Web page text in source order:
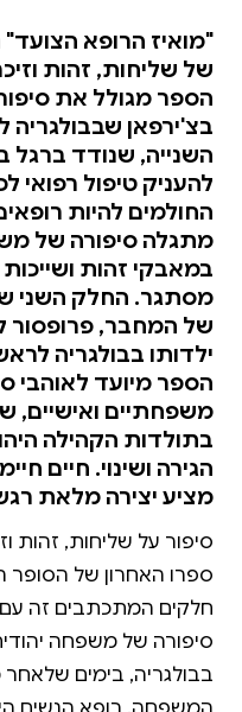
"מואיז הרופא
של שליחות, זהות
הספר מגולל את
בצ'ירפאן
השנייה, שנודד ברגל
להעניק טיפול רפואי
החולמים להיות
מתגלה סיפורה של
במאבקי זהות
מסתגר. החלק השני
של המחבר, פרופסור
ילדותו בבולגריה
הספר מיועד לאוהבי
משפחתיים ואישיים,
בתולדות הקהילה
הגירה ושינוי. חיים
מציע יצירה מלאת
סיפור על שליחות, זהות
ספרו האחרון של הסופר
חלקים המתכתבים זה עם
סיפורה של משפחה
בבולגריה, בימים